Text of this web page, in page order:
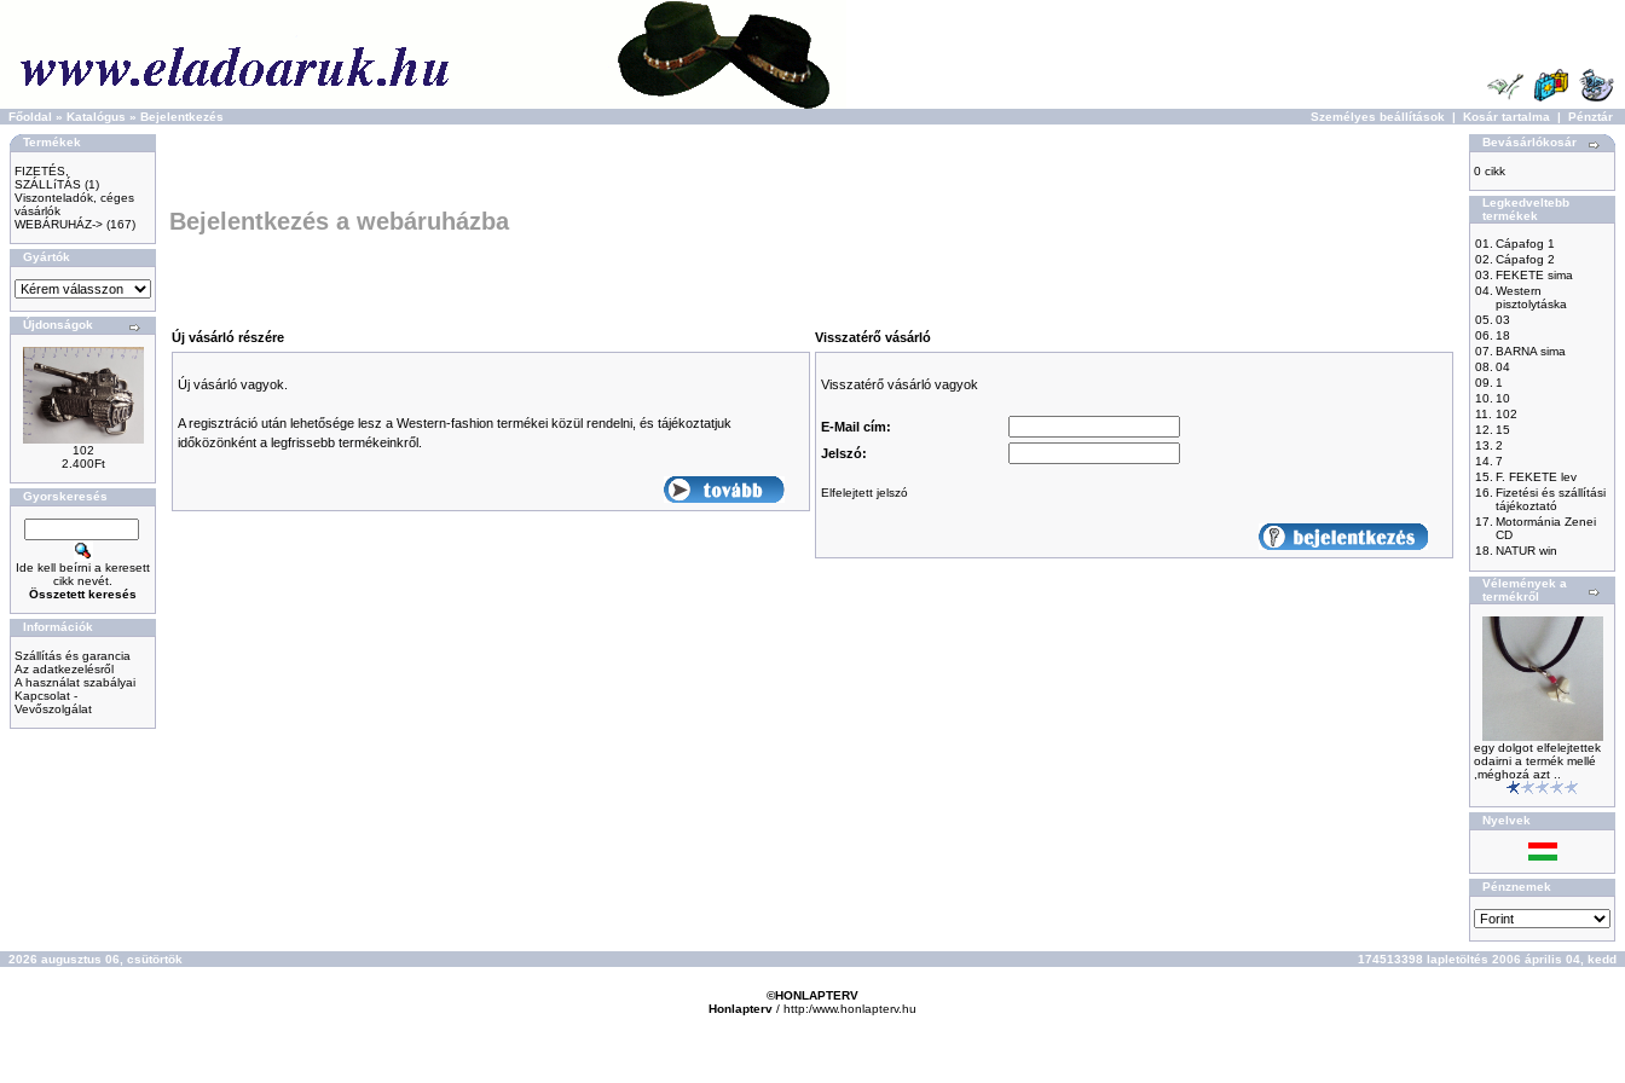
Főoldal » Katalógus » Bejelentkezés Személyes beállítások | Kosár tartalma | Pénztár
Termékek
FIZETÉS,
SZÁLLíTÁS (1)
Viszonteladók, céges
vásárlók
WEBÁRUHÁZ-> (167)
Gyártók
Újdonságok
102
2.400Ft
Gyorskeresés
Ide kell beírni a keresett
cikk nevét.
Összetett keresés
Információk
Szállítás és garancia
Az adatkezelésről
A használat szabályai
Kapcsolat -
Vevőszolgálat
Bejelentkezés a webáruházba
Új vásárló részére Visszatérő vásárló
Új vásárló vagyok.
A regisztráció után lehetősége lesz a Western-fashion termékei közül rendelni, és tájékoztatjuk
időközönként a legfrissebb termékeinkről.
Visszatérő vásárló vagyok
E-Mail cím:
Jelszó:
Elfelejtett jelszó
Bevásárlókosár
0 cikk
Legkedveltebb
termékek
01.
Cápafog 1
02. Cápafog 2
03. FEKETE sima
04. Western
pisztolytáska
05. 03
06.
18
07. BARNA sima
08. 04
09.
1
10. 10
11.
102
12.
15
13. 2
14. 7
15. F. FEKETE lev
16. Fizetési és szállítási
tájékoztató
17. Motormánia Zenei
CD
18. NATUR win
Vélemények a
termékről
egy dolgot elfelejtettek
odairni a termék mellé
,méghozá azt ..
Nyelvek
Pénznemek
2026 augusztus 06, csütörtök 174513398 lapletöltés 2006 április 04, kedd
©HONLAPTERV
Honlapterv / http:/www.honlapterv.hu